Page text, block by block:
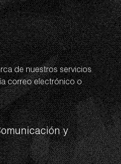
de nuestros servicios
correo electrónico o
y